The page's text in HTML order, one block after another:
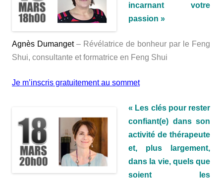
incarnant votre
passion »
Agnès Dumanget– Révélatrice de bonheur par le Feng
Shui, consultante et formatrice en Feng Shui
Je m’inscris gratuitement au sommet
« Les clés pour rester
confiant(e) dans son
activité de thérapeute
et, plus largement,
dans la vie, quels que
soient les